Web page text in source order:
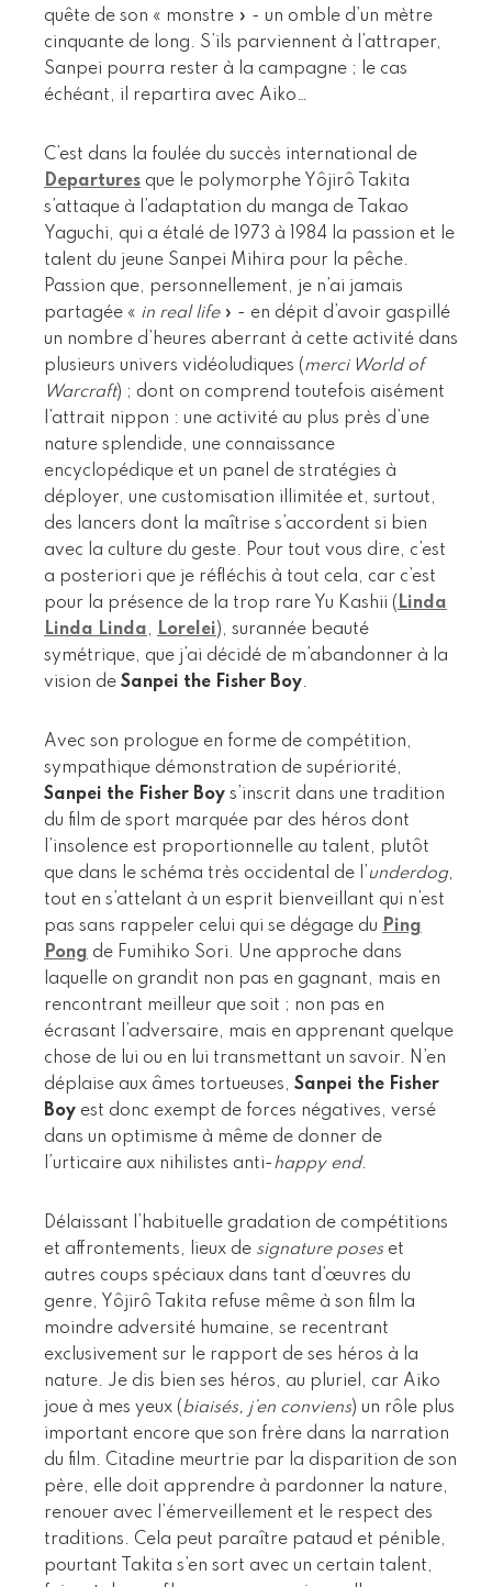
quête de son « monstre » - un omble d’un mètre
cinquante de long. S’ils parviennent à l’attraper,
Sanpei pourra rester à la campagne ; le cas
échéant, il repartira avec Aiko…
C’est dans la foulée du succès international de
Departures que le polymorphe Yôjirô Takita
s’attaque à l’adaptation du manga de Takao
Yaguchi, qui a étalé de 1973 à 1984 la passion et le
talent du jeune Sanpei Mihira pour la pêche.
Passion que, personnellement, je n’ai jamais
partagée « in real life» - en dépit d’avoir gaspillé
un nombre d’heures aberrant à cette activité dans
plusieurs univers vidéoludiques (merci World of
Warcraft) ; dont on comprend toutefois aisément
l’attrait nippon : une activité au plus près d’une
nature splendide, une connaissance
encyclopédique et un panel de stratégies à
déployer, une customisation illimitée et, surtout,
des lancers dont la maîtrise s’accordent si bien
avec la culture du geste. Pour tout vous dire, c’est
a posteriori que je réfléchis à tout cela, car c’est
pour la présence de la trop rare Yu Kashii ( Linda
Linda Linda, Lorelei), surannée beauté
symétrique, que j’ai décidé de m’abandonner à la
vision de Sanpei the Fisher Boy.
Avec son prologue en forme de compétition,
sympathique démonstration de supériorité,
Sanpei the Fisher Boy s’inscrit dans une tradition
du film de sport marquée par des héros dont
l’insolence est proportionnelle au talent, plutôt
que dans le schéma très occidental de l’
underdog,
tout en s’attelant à un esprit bienveillant qui n’est
pas sans rappeler celui qui se dégage du Ping
Pong de Fumihiko Sori. Une approche dans
laquelle on grandit non pas en gagnant, mais en
rencontrant meilleur que soit ; non pas en
écrasant l’adversaire, mais en apprenant quelque
chose de lui ou en lui transmettant un savoir. N’en
déplaise aux âmes tortueuses, Sanpei the Fisher
Boy est donc exempt de forces négatives, versé
dans un optimisme à même de donner de
l’urticaire aux nihilistes anti-happy end.
Délaissant l’habituelle gradation de compétitions
et affrontements, lieux de signature poses et
autres coups spéciaux dans tant d’œuvres du
genre, Yôjirô Takita refuse même à son film la
moindre adversité humaine, se recentrant
exclusivement sur le rapport de ses héros à la
nature. Je dis bien ses héros, au pluriel, car Aiko
joue à mes yeux (biaisés, j’en conviens) un rôle plus
important encore que son frère dans la narration
du film. Citadine meurtrie par la disparition de son
père, elle doit apprendre à pardonner la nature,
renouer avec l’émerveillement et le respect des
traditions. Cela peut paraître pataud et pénible,
pourtant Takita s’en sort avec un certain talent,